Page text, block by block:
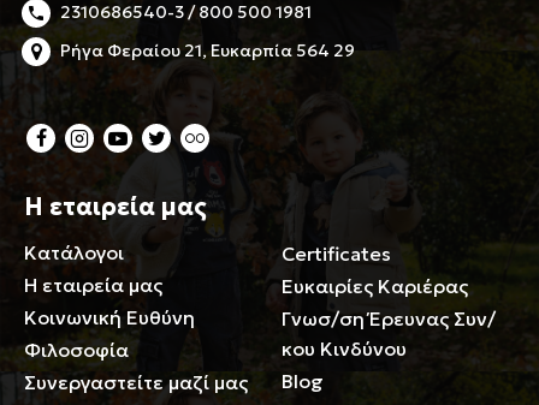
2310686540-3 / 800 500 1981
Ρήγα Φεραίου 21, Ευκαρπία 564 29
Η εταιρεία μας
Κατάλογοι
Η εταιρεία μας
Κοινωνική Ευθύνη
Φιλοσοφία
Συνεργαστείτε μαζί μας
Certificates
Ευκαιρίες Καριέρας
Γνωσ/ση Έρευνας Συν/
κου Κινδύνου
Blog